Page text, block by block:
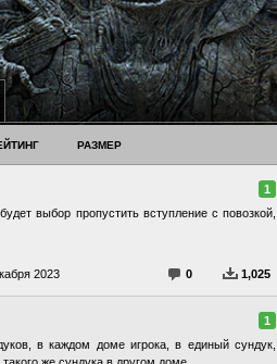
РАЗМЕР
1
выбор пропустить вступление с повозкой,
1,025
0
2023
1
в каждом доме игрока, в единый сундук,